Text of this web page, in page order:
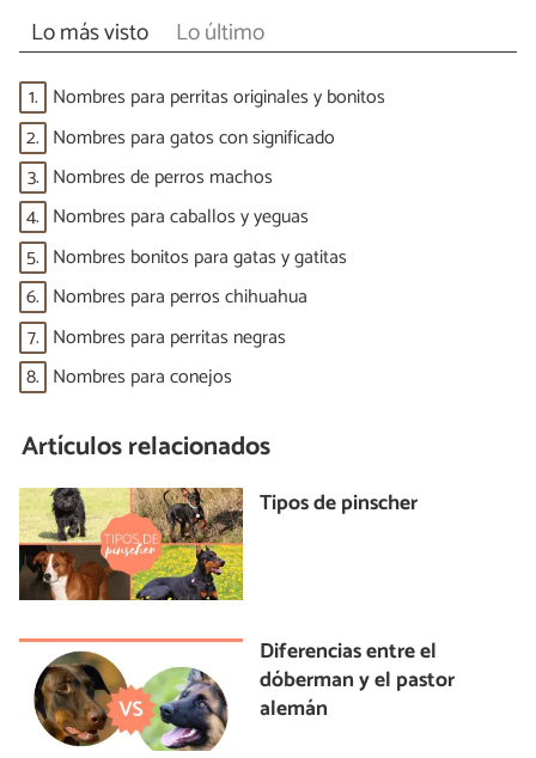
Lo más visto Lo último
1. Nombres para perritas originales y bonitos
2. Nombres para gatos con significado
3. Nombres de perros machos
4. Nombres para caballos y yeguas
5. Nombres bonitos para gatas y gatitas
6. Nombres para perros chihuahua
7. Nombres para perritas negras
8. Nombres para conejos
Artículos relacionados
Tipos de pinscher
Diferencias entre el
dóberman y el pastor
alemán